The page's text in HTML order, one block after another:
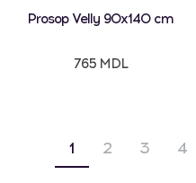
Prosop Velly 90x140 cm
765 MDL
1 2 3 4